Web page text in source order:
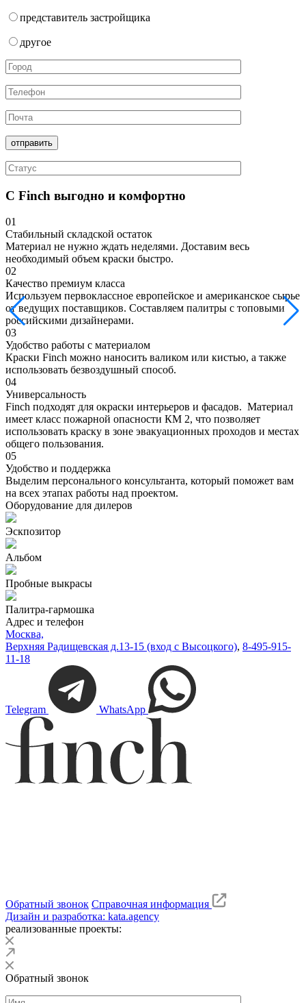
представитель застройщика
другое
С Finch выгодно и комфортно
01
Стабильный складской остаток
Материал не нужно ждать неделями. Доставим весь
необходимый объем краски быстро.
02
Качество премиум класса
Используем первоклассное европейское и американское сырье
от ведущих поставщиков. Составляем палитры с топовыми
российскими дизайнерами.
03
Удобство работы с материалом
Краски Finch можно наносить валиком или кистью, а также
использовать безвоздушный способ.
04
Универсальность
Finch подходят для окраски интерьеров и фасадов. Материал
имеет класс пожарной опасности КМ 2, что позволяет
использовать краску в зоне эвакуационных проходов и местах
общего пользования.
05
Удобство и поддержка
Выделим персонального консультанта, который поможет вам
на всех этапах работы над проектом.
Оборудование для дилеров
Эскпозитор
Альбом
Пробные выкрасы
Палитра-гармошка
Адрес и телефон
Москва,
Верхняя Радищевская д.13-15 (вход с Высоцкого), 8-495-915-
11-18
Telegram WhatsApp
Обратный звонок Справочная информация
Дизайн и разработка: kata.agency
реализованные проекты:
Обратный звонок